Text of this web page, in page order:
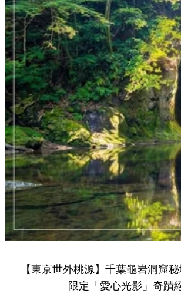
【東京世外桃源】千葉龜岩洞窟
限定「愛心光影」奇蹟